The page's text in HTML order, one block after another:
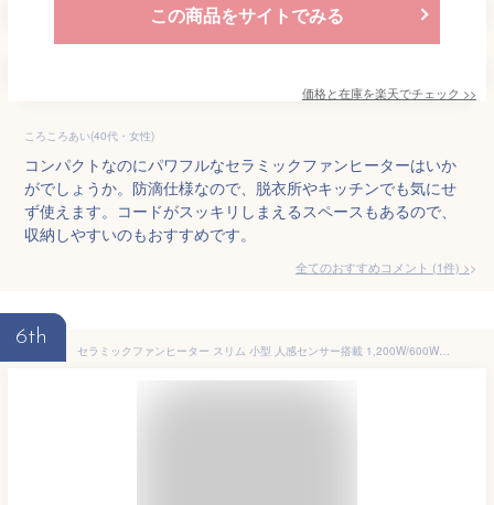
この商品をサイトでみる
価格と在庫を楽天でチェック >>
ころころあい(40代・女性)
コンパクトなのにパワフルなセラミックファンヒーターはいか
がでしょうか。防滴仕様なので、脱衣所やキッチンでも気にせ
ず使えます。コードがスッキリしまえるスペースもあるので、
収納しやすいのもおすすめです。
全てのおすすめコメント (1件) >
6th
セラミックファンヒーター スリム 小型 人感センサー搭載 1,200W/600W 2段切替 セラミックヒーター TEKNOS TSI-M2202 電気ファンヒーター マイナスイオン機能/タイマー/転倒OFF/チャイルドロック 安全設計 暖房器具 テクノス スリムファンヒーター 1年保証 ●[送料無料]